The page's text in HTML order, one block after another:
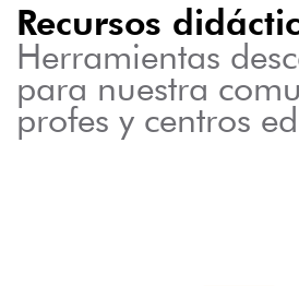
Recursos
Herramientas
para nuestra
profes y centros